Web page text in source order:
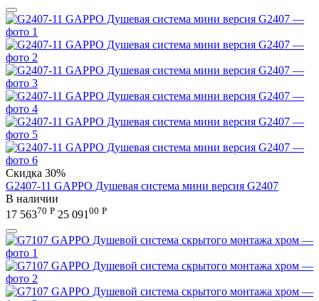
Скидка 30%
G2407-11 GAPPO Душевая система мини версия G2407
В наличии
17 56370 Р 25 091 00 Р